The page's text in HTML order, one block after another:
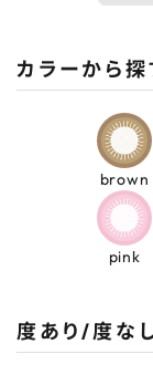
カラーから探
brown
pink
度あり/度な